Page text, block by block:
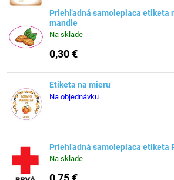
Priehľadná samolepiaca etiketa
mandle
Na sklade
0,30 €
Etiketa na mieru
Na objednávku
Priehľadná samolepiaca etiketa
Na sklade